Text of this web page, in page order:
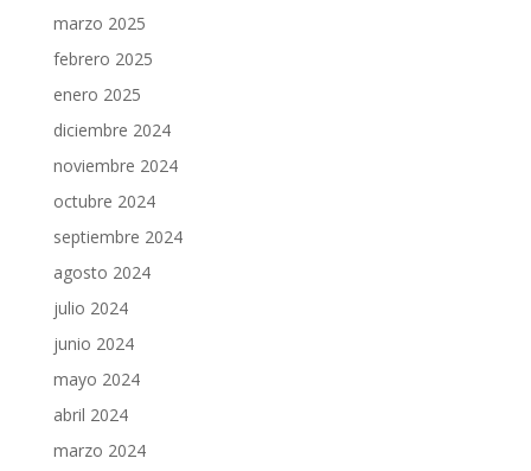
marzo 2025
febrero 2025
enero 2025
diciembre 2024
noviembre 2024
octubre 2024
septiembre 2024
agosto 2024
julio 2024
junio 2024
mayo 2024
abril 2024
marzo 2024